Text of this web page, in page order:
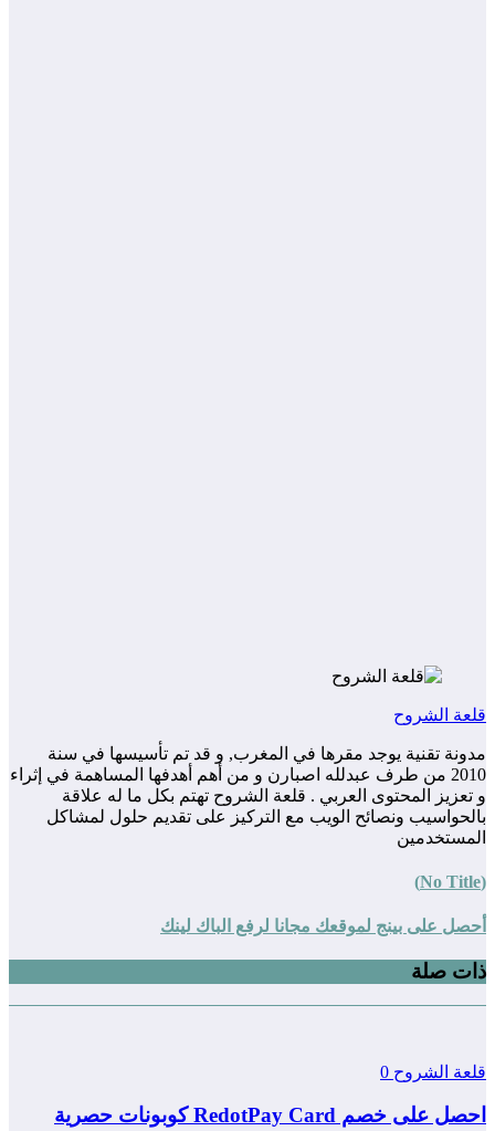
قلعة الشروح
مدونة تقنية يوجد مقرها في المغرب, و قد تم تأسيسها في سنة
2010 من طرف عبدلله اصبارن و من أهم أهدفها المساهمة في إثراء
و تعزيز المحتوى العربي . قلعة الشروح تهتم بكل ما له علاقة
بالحواسيب ونصائح الويب مع التركيز على تقديم حلول لمشاكل
المستخدمين
(No Title)
أحصل على بينج لموقعك مجانا لرفع الباك لينك
ذات صلة
قلعة الشروح 0
احصل على خصم RedotPay Card كوبونات حصرية